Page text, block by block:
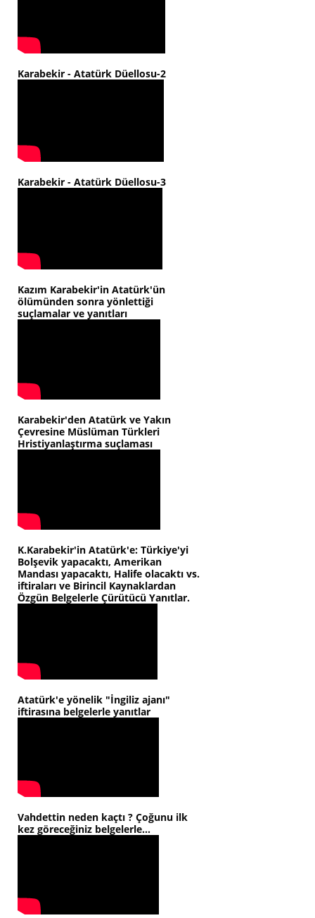
Karabekir - Atatürk Düellosu-2
Karabekir - Atatürk Düellosu-3
Kazım Karabekir'in Atatürk'ün
ölümünden sonra yönlettiği
suçlamalar ve yanıtları
Karabekir'den Atatürk ve Yakın
Çevresine Müslüman Türkleri
Hristiyanlaştırma suçlaması
K.Karabekir'in Atatürk'e: Türkiye'yi
Bolşevik yapacaktı, Amerikan
Mandası yapacaktı, Halife olacaktı vs.
iftiraları ve Birincil Kaynaklardan
Özgün Belgelerle Çürütücü Yanıtlar.
Atatürk'e yönelik "İngiliz ajanı"
iftirasına belgelerle yanıtlar
Vahdettin neden kaçtı ? Çoğunu ilk
kez göreceğiniz belgelerle...